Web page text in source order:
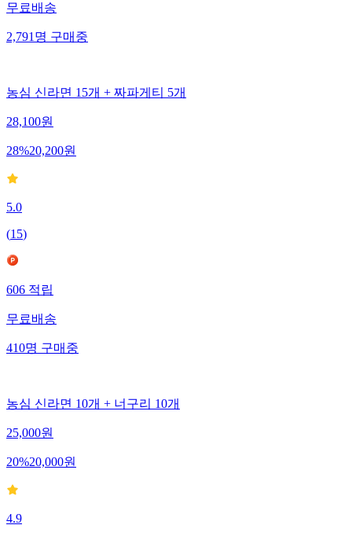
무료배송
2,791명구매중
농심 신라면 15개 + 짜파게티 5개
28,100원
28%20,200원
5.0
(15)
606적립
무료배송
410명구매중
농심 신라면 10개 + 너구리 10개
25,000원
20%20,000원
4.9